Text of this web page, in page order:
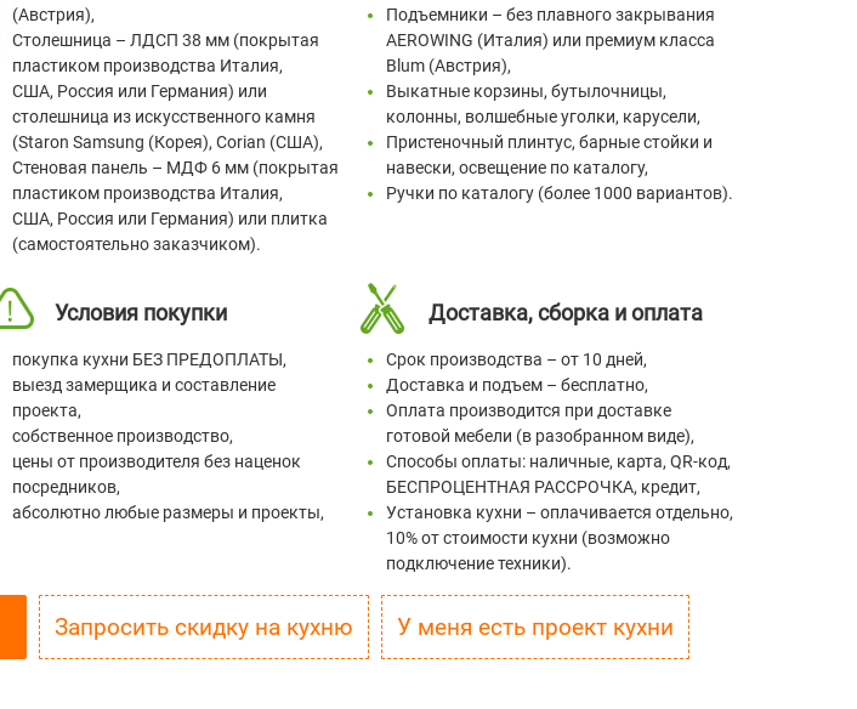
(Австрия),
Столешница – ЛДСП 38 мм (покрытая
пластиком производства Италия,
США, Россия или Германия) или
столешница из искусственного камня
(Staron Samsung (Корея), Corian (США),
Стеновая панель – МДФ 6 мм (покрытая
пластиком производства Италия,
США, Россия или Германия) или плитка
(самостоятельно заказчиком).
Подъемники – без плавного закрывания
AEROWING (Италия) или премиум класса
Blum (Австрия),
Выкатные корзины, бутылочницы,
колонны, волшебные уголки, карусели,
Пристеночный плинтус, барные стойки и
навески, освещение по каталогу,
Ручки по каталогу (более 1000 вариантов).
Условия покупки
покупка кухни БЕЗ ПРЕДОПЛАТЫ,
выезд замерщика и составление
проекта,
собственное производство,
цены от производителя без наценок
посредников,
абсолютно любые размеры и проекты,
Доставка, сборка и оплата
Срок производства – от 10 дней,
Доставка и подъем – бесплатно,
Оплата производится при доставке
готовой мебели (в разобранном виде),
Способы оплаты: наличные, карта, QR-код,
БЕСПРОЦЕНТНАЯ РАССРОЧКА, кредит,
Установка кухни – оплачивается отдельно,
10% от стоимости кухни (возможно
подключение техники).
Запросить скидку на кухню У меня есть проект кухни